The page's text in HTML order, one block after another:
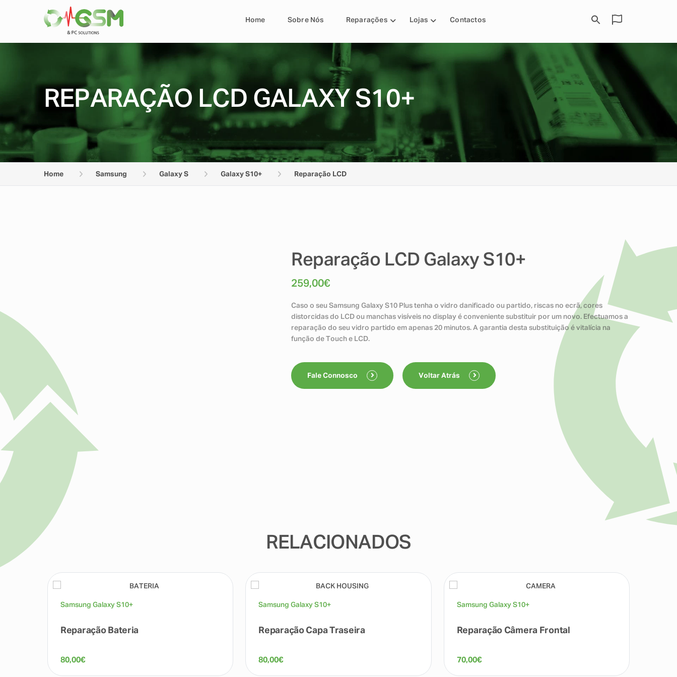
Home Sobre Nós Reparações Lojas Contactos
REPARAÇÃO LCD GALAXY S10+
Home Samsung Galaxy S Galaxy S10+ Reparação LCD
Reparação LCD Galaxy S10+
259,00€
Caso o seu Samsung Galaxy S10 Plus tenha o vidro danificado ou partido, riscas no ecrã, cores
distorcidas do LCD ou manchas visíveis no display é conveniente substituir por um novo. Efectuamos a
reparação do seu vidro partido em apenas 20 minutos. A garantia desta substituição é vitalícia na
função de Touch e LCD.
Fale Connosco Voltar Atrás
RELACIONADOS
Samsung Galaxy S10+
Reparação Bateria
80,00€
Samsung Galaxy S10+
Reparação Capa Traseira
80,00€
Samsung Galaxy S10+
Reparação Câmera Frontal
70,00€